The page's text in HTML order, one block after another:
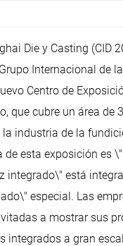
Die y Casting (CID
Internacional de
Centro de
que cubre un área
industria de la
esta exposición es
está
especial. Las
a mostrar sus
a gran